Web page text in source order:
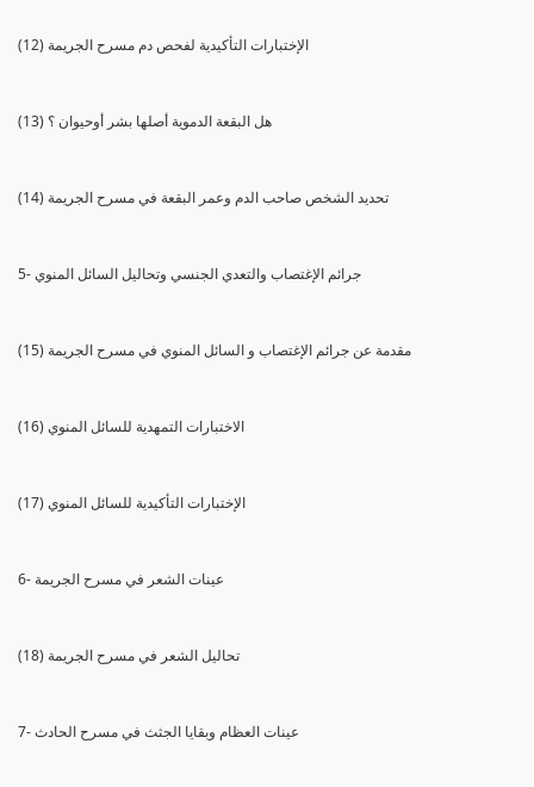
(12) الإختبارات التأكيدية لفحص دم مسرح الجريمة
(13) هل البقعة الدموية أصلها بشر أوحيوان ؟
(14) تحديد الشخص صاحب الدم وعمر البقعة في مسرح الجريمة
5- جرائم الإغتصاب والتعدي الجنسي وتحاليل السائل المنوي
(15) مقدمة عن جرائم الإغتصاب و السائل المنوي في مسرح الجريمة
(16) الاختبارات التمهدية للسائل المنوي
(17) الإختبارات التأكيدية للسائل المنوي
6- عينات الشعر في مسرح الجريمة
(18) تحاليل الشعر في مسرح الجريمة
7- عينات العظام وبقايا الجثث في مسرح الحادث